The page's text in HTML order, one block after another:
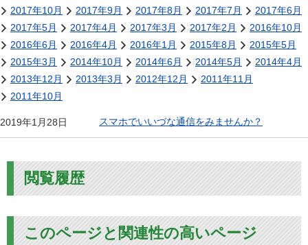
2017年10月
2017年9月 2017年8月 2017年7月
2017年6月
2017年5月
2017年4月 2017年3月 2017年2月
2016年10月
2016年6月
2016年4月 2016年1月 2015年8月
2015年5月
2015年3月
2014年10月 2014年6月 2014年5月
2014年4月
2013年12月
2013年3月 2012年12月
2011年11月
2011年10月
2019年1月28日 スマホでいいづな通信をみませんか？
閲覧履歴
このページと関連性の高いページ